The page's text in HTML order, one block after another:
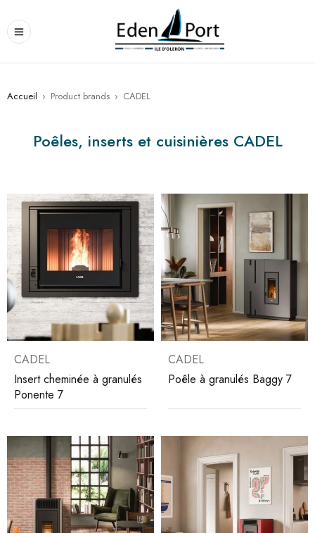
Accueil › Product brands › CADEL
Poêles, inserts et cuisinières CADEL
CADEL
Insert cheminée à granulés
Ponente 7
CADEL
Poêle à granulés Baggy 7